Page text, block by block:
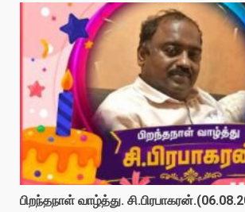
பிறந்தநாள் வாழ்த்து.